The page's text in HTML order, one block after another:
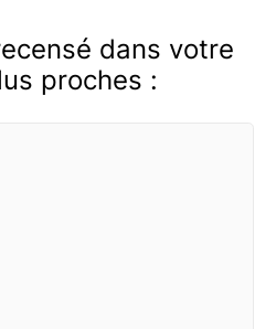
dans votre
proches :